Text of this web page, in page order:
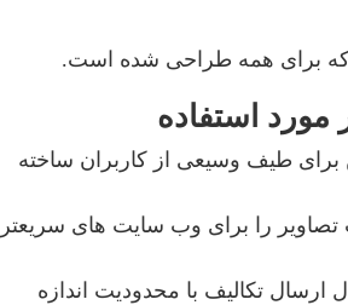
که برای همه طراحی شده است.
استفاده
برای طیف وسیعی از کاربران ساخته
را برای وب سایت های سریعتر
تکالیف با محدودیت اندازه